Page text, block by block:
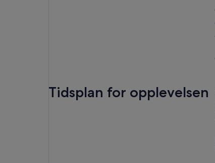
Tidsplan for opplevelsen